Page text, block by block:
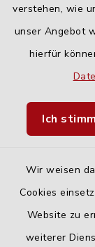
verstehen, wie
unser Angebot
hierfür
Ich
Wir weisen
Cookies
Website zu
weiterer